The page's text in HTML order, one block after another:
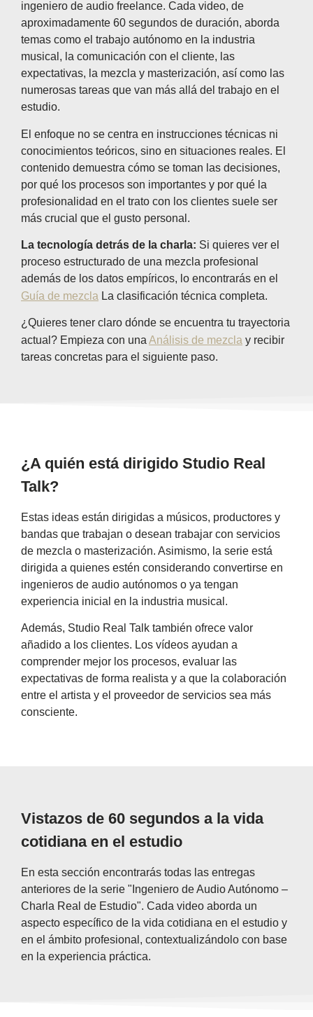
ingeniero de audio freelance. Cada video, de
aproximadamente 60 segundos de duración, aborda
temas como el trabajo autónomo en la industria
musical, la comunicación con el cliente, las
expectativas, la mezcla y masterización, así como las
numerosas tareas que van más allá del trabajo en el
estudio.
El enfoque no se centra en instrucciones técnicas ni
conocimientos teóricos, sino en situaciones reales. El
contenido demuestra cómo se toman las decisiones,
por qué los procesos son importantes y por qué la
profesionalidad en el trato con los clientes suele ser
más crucial que el gusto personal.
La tecnología detrás de la charla: Si quieres ver el
proceso estructurado de una mezcla profesional
además de los datos empíricos, lo encontrarás en el
Guía de mezcla La clasificación técnica completa.
¿Quieres tener claro dónde se encuentra tu trayectoria
actual? Empieza con una Análisis de mezcla y recibir
tareas concretas para el siguiente paso.
¿A quién está dirigido Studio Real
Talk?
Estas ideas están dirigidas a músicos, productores y
bandas que trabajan o desean trabajar con servicios
de mezcla o masterización. Asimismo, la serie está
dirigida a quienes estén considerando convertirse en
ingenieros de audio autónomos o ya tengan
experiencia inicial en la industria musical.
Además, Studio Real Talk también ofrece valor
añadido a los clientes. Los vídeos ayudan a
comprender mejor los procesos, evaluar las
expectativas de forma realista y a que la colaboración
entre el artista y el proveedor de servicios sea más
consciente.
Vistazos de 60 segundos a la vida
cotidiana en el estudio
En esta sección encontrarás todas las entregas
anteriores de la serie "Ingeniero de Audio Autónomo –
Charla Real de Estudio". Cada video aborda un
aspecto específico de la vida cotidiana en el estudio y
en el ámbito profesional, contextualizándolo con base
en la experiencia práctica.